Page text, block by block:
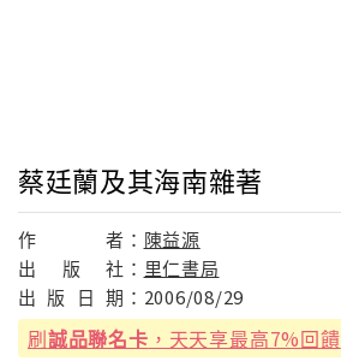
蔡廷蘭及其海南雜著
作 者： 陳益源
出
版 社： 里仁書局
出 版 日 期： 2006/08/29
刷誠品聯名卡 ，天天享最高7%回饋